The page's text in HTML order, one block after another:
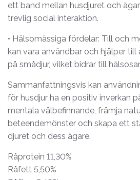
ett band mellan husdjuret och
trevlig social interaktion.
• Hälsomässiga fördelar: Till och
kan vara användbar och hjälper
på smådjur, vilket bidrar till
Sammanfattningsvis kan
för husdjur ha en positiv inverkan
mentala välbefinnande, främja
beteendemönster och skapa ett
djuret och dess ägare.
Råprotein 11,30%
Råfett 5,50%